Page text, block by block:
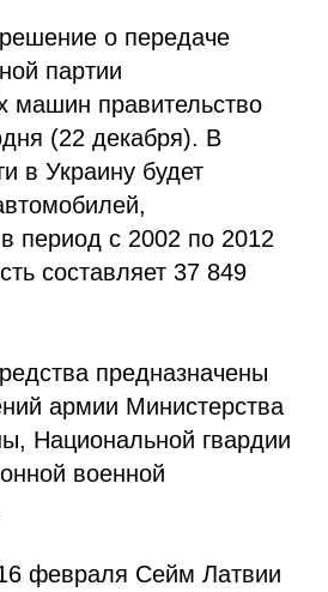
о передаче
партии
машин правительство
(22 декабря). В
в Украину будет
период с 2002 по 2012
составляет 37 849
предназначены
армии Министерства
Национальной гвардии
военной
февраля Сейм Латвии